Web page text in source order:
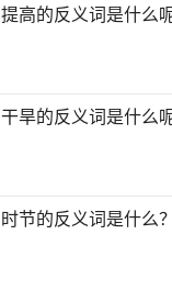
提高的反义词是什么呢
干旱的反义词是什么呢
时节的反义词是什么？